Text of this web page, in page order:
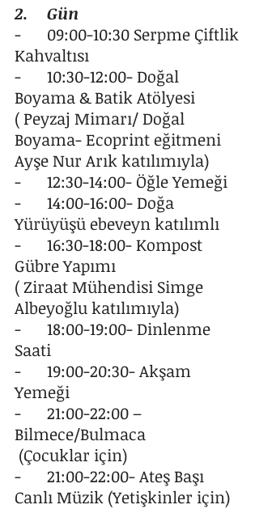
2.	Gün
-	09:00-10:30 Serpme Çiftlik
Kahvaltısı
-	10:30-12:00- Doğal
Boyama & Batik Atölyesi
( Peyzaj Mimarı/ Doğal
Boyama- Ecoprint eğitmeni
Ayşe Nur Arık katılımıyla)
-	12:30-14:00- Öğle Yemeği
-	14:00-16:00- Doğa
Yürüyüşü ebeveyn katılımlı
-	16:30-18:00- Kompost
Gübre Yapımı
( Ziraat Mühendisi Simge
Albeyoğlu katılımıyla)
-	18:00-19:00- Dinlenme
Saati
-	19:00-20:30- Akşam
Yemeği
-	21:00-22:00 –
Bilmece/Bulmaca
(Çocuklar için)
-	21:00-22:00- Ateş Başı
Canlı Müzik (Yetişkinler için)